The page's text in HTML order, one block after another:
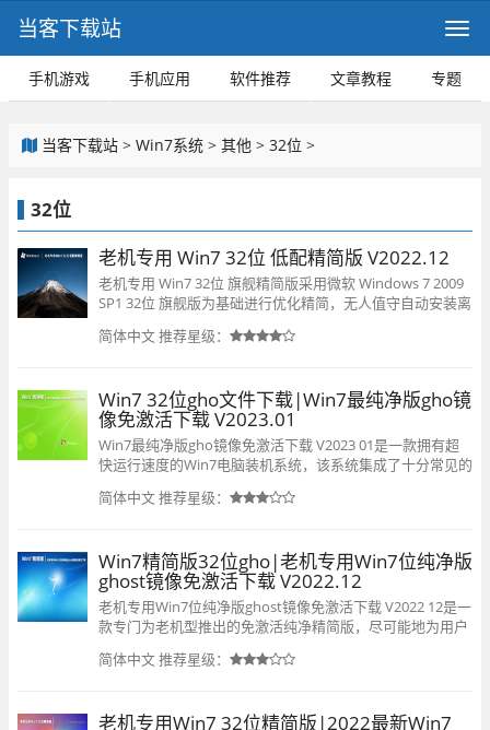
当客下载站
手机游戏 手机应用 软件推荐 文章教程 专题
当客下载站 > Win7系统 > 其他 > 32位 >
32位
老机专用 Win7 32位 低配精简版 V2022.12
老机专用 Win7 32位 旗舰精简版采用微软 Windows 7 2009
SP1 32位 旗舰版为基础进行优化精简，无人值守自动安装离
丁50个，系统可以无人值守自动安装，品牌机以及组装兼容
是一款非常流畅的系统，值得你安装。
简体中文推荐星级：
Win7 32位gho文件下载|Win7最纯净版gho镜
像免激活下载 V2023.01
Win7最纯净版gho镜像免激活下载 V2023 01是一款拥有超
快运行速度的Win7电脑装机系统，该系统集成了十分常见的
伴前来下载使用。
简体中文推荐星级：
Win7精简版32位gho|老机专用Win7位纯净版
ghost镜像免激活下载 V2022.12
老机专用Win7位纯净版ghost镜像免激活下载 V2022 12是一
款专门为老机型推出的免激活纯净精简版，尽可能地为用户
定运行，欢迎有需要的小伙伴快来下载吧。
简体中文推荐星级：
老机专用Win7 32位精简版|2022最新Win7